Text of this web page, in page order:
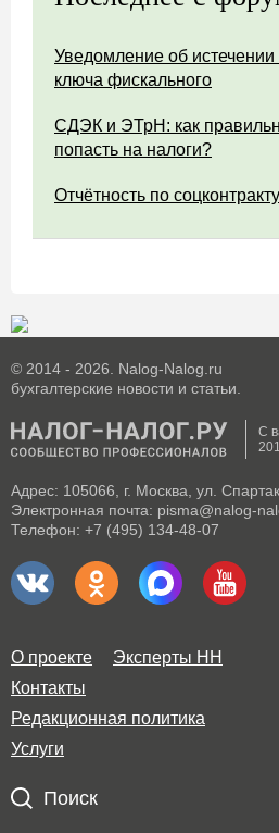
Уведомление об истечении
ключа фискального
СДЭК и ЭТрН: как
попасть на налоги?
Отчётность по соцконтракту
© 2014 - 2026. Nalog-Nalog.ru
бухгалтерские новости и статьи.
С
Адрес: 105066, г. Москва, ул.
Электронная почта: pisma@nalog-
Телефон: +7 (495) 134-48-07
О проекте
Эксперты НН
Контакты
Редакционная политика
Услуги
Поиск